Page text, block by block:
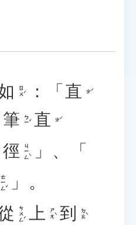
ㄖㄨˊ ：「 直 ㄓˊ
筆 ㄅㄧˇ 直 ㄓˊ
徑 ㄐㄧㄥˋ
」、「
ㄊㄧㄥˇ
」。
ㄘㄨㄥˊ 上 ㄕㄤˋ 到 ㄉㄠˋ